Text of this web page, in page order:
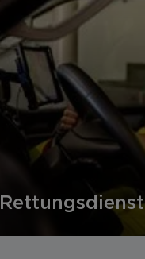
Rettungsdienst